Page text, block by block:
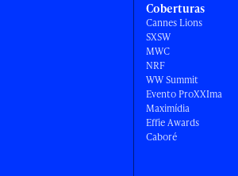
Coberturas
Cannes Lions
SXSW
MWC
NRF
WW Summit
Evento ProXXIma
Maximídia
Effie Awards
Caboré